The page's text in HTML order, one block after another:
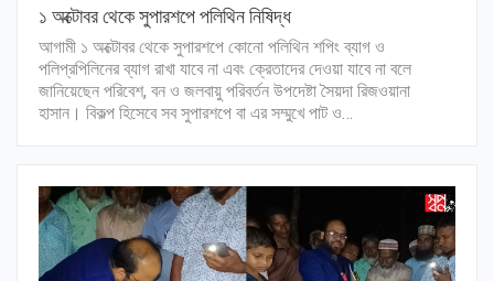
১ অক্টোবর থেকে সুপারশপে পলিথিন নিষিদ্ধ
আগামী ১ অক্টোবর থেকে সুপারশপে কোনো পলিথিন শপিং ব্যাগ ও
পলিপ্রপিলিনের ব্যাগ রাখা যাবে না এবং ক্রেতাদের দেওয়া যাবে না বলে
জানিয়েছেন পরিবেশ, বন ও জলবায়ু পরিবর্তন উপদেষ্টা সৈয়দা রিজওয়ানা
হাসান। বিকল্প হিসেবে সব সুপারশপে বা এর সম্মুখে পাট ও…